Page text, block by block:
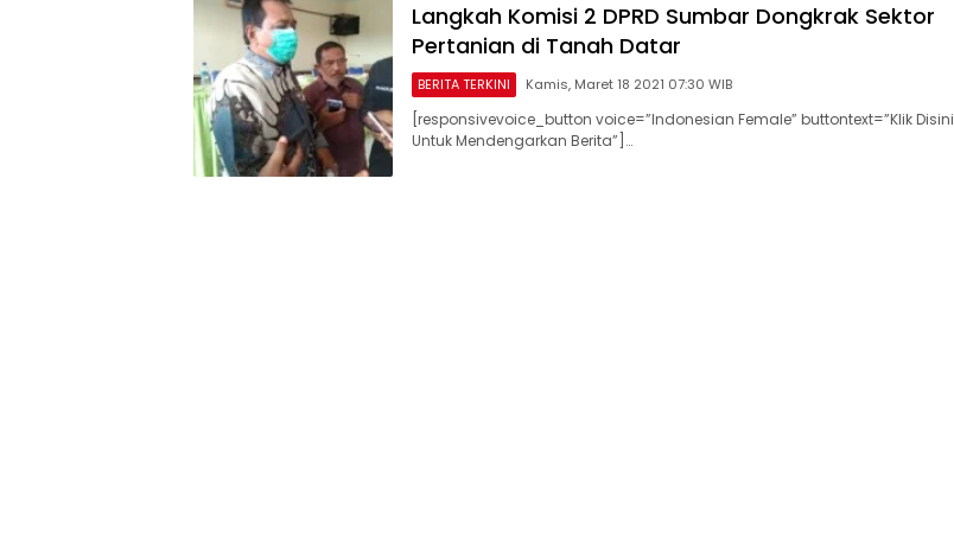
Langkah Komisi 2 DPRD Sumbar Dongkrak Sektor
Pertanian di Tanah Datar
BERITA TERKINI Kamis, Maret 18 2021 07:30 WIB
[responsivevoice_button voice=”Indonesian Female” buttontext=”Klik Disini
Untuk Mendengarkan Berita”]…